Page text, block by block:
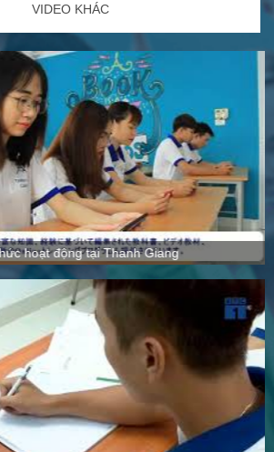
VIDEO KHÁC
hoạt động tại Thanh Giang